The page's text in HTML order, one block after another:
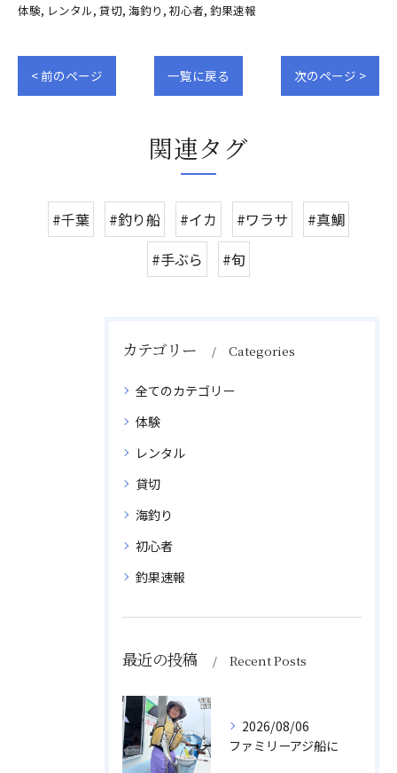
体験 レンタル 貸切 海釣り 初心者 釣果速報
< 前のページ 一覧に戻る 次のページ >
関連タグ
#千葉 #釣り船 #イカ #ワラサ
#真鯛
#手ぶら
#旬
カテゴリー Categories
全てのカテゴリー
体験
レンタル
貸切
海釣り
初心者
釣果速報
最近の投稿 Recent Posts
2026/08/06
ファミリーアジ船に